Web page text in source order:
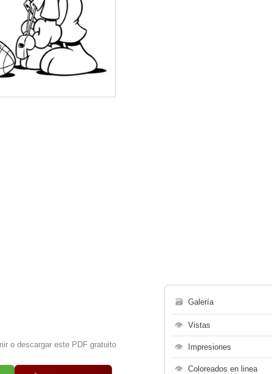
o descargar este PDF gratuito
🗃 Galería
👁 Vistas
👁 Impresiones
👁 Coloreados en linea